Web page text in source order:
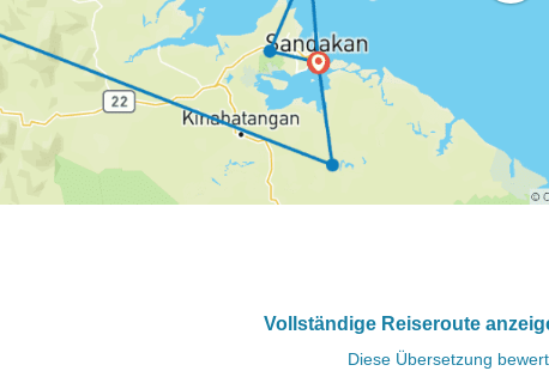
Vollständige Reiseroute
Diese Übersetzung